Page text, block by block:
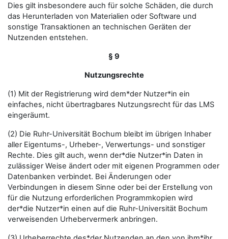
Dies gilt insbesondere auch für solche Schäden, die durch
das Herunterladen von Materialien oder Software und
sonstige Transaktionen an technischen Geräten der
Nutzenden entstehen.
§ 9
Nutzungsrechte
(1) Mit der Registrierung wird dem*der Nutzer*in ein
einfaches, nicht übertragbares Nutzungsrecht für das LMS
eingeräumt.
(2) Die Ruhr-Universität Bochum bleibt im übrigen Inhaber
aller Eigentums-, Urheber-, Verwertungs- und sonstiger
Rechte. Dies gilt auch, wenn der*die Nutzer*in Daten in
zulässiger Weise ändert oder mit eigenen Programmen oder
Datenbanken verbindet. Bei Änderungen oder
Verbindungen in diesem Sinne oder bei der Erstellung von
für die Nutzung erforderlichen Programmkopien wird
der*die Nutzer*in einen auf die Ruhr-Universität Bochum
verweisenden Urhebervermerk anbringen.